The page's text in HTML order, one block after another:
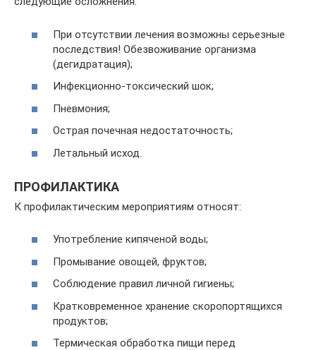
При отсутствии лечения возможны серьезные
последствия! Обезвоживание организма
(дегидратация);
Инфекционно-токсический шок;
Пневмония;
Острая почечная недостаточность;
Летальный исход.
ПРОФИЛАКТИКА
К профилактическим мероприятиям относят:
Употребление кипяченой воды;
Промывание овощей, фруктов;
Соблюдение правил личной гигиены;
Кратковременное хранение скоропортящихся
продуктов;
Термическая обработка пищи перед